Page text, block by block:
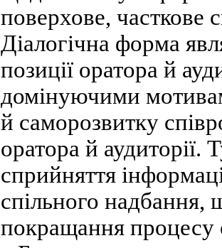
поверхове, часткове
Діалогічна форма
позиції оратора й
домінуючими
й саморозвитку
оратора й
сприйняття
спільного надбання,
покращання процесу